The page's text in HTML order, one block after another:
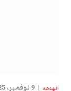
الهدهد 9 نوفمبر، 2025